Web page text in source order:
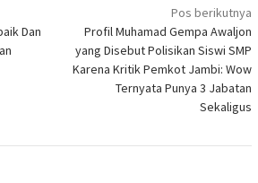
Dan
Pos berikutnya
Profil Muhamad Gempa Awaljon
yang Disebut Polisikan Siswi SMP
Karena Kritik Pemkot Jambi: Wow
Ternyata Punya 3 Jabatan
Sekaligus